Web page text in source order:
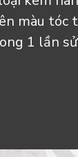
màu tóc
1 lần